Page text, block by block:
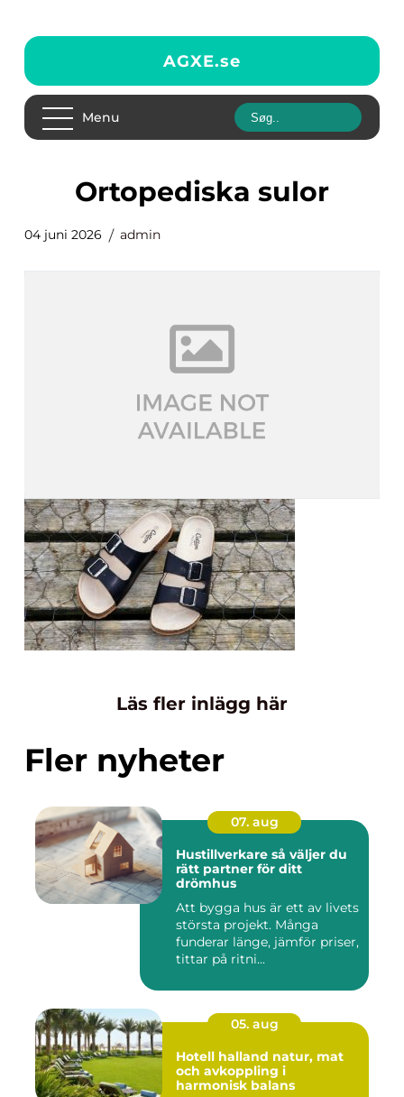
AGXE.se
Menu
Ortopediska sulor
04 juni 2026 admin
Läs fler inlägg här
Fler nyheter
07. aug
Hustillverkare så väljer du
rätt partner för ditt
drömhus
Att bygga hus är ett av livets
största projekt. Många
funderar länge, jämför priser,
tittar på ritni...
05. aug
Hotell halland natur, mat
och avkoppling i
harmonisk balans